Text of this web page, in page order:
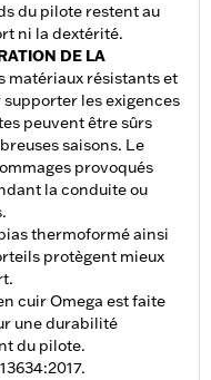
du pilote restent au
ni la dextérité.
DE LA
matériaux résistants et
les exigences
peuvent être sûrs
saisons. Le
provoqués
la conduite ou
thermoformé ainsi
protègent mieux
cuir Omega est faite
une durabilité
du pilote.